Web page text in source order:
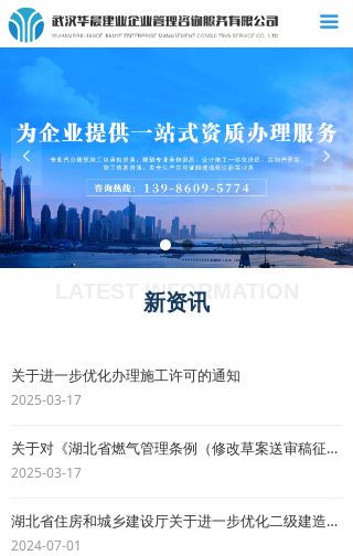
끀
首页
新闻资讯
服务内容
服务流程
在线留言
넳 넲
LATEST INFORMATION
新资讯
关于进一步优化办理施工许可的通知
2025-03-17
关于对《湖北省燃气管理条例（修改草案送审稿征求意见稿）》公开征求意见的公告
2025-03-17
湖北省住房和城乡建设厅关于进一步优化二级建造师注册管理的通知
2024-07-01